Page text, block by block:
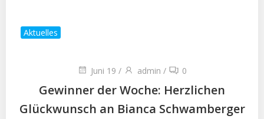
Aktuelles
Juni 19 / admin / 0
Gewinner der Woche: Herzlichen
Glückwunsch an Bianca Schwamberger